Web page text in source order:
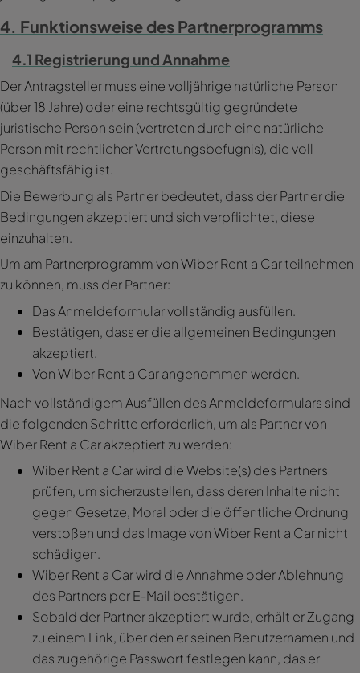
4. Funktionsweise des Partnerprogramms
4.1 Registrierung und Annahme
Der Antragsteller muss eine volljährige natürliche Person
(über 18 Jahre) oder eine rechtsgültig gegründete
juristische Person sein (vertreten durch eine natürliche
Person mit rechtlicher Vertretungsbefugnis), die voll
geschäftsfähig ist.
Die Bewerbung als Partner bedeutet, dass der Partner die
Bedingungen akzeptiert und sich verpflichtet, diese
einzuhalten.
Um am Partnerprogramm von Wiber Rent a Car teilnehmen
zu können, muss der Partner:
Das Anmeldeformular vollständig ausfüllen.
Bestätigen, dass er die allgemeinen Bedingungen
akzeptiert.
Von Wiber Rent a Car angenommen werden.
Nach vollständigem Ausfüllen des Anmeldeformulars sind
die folgenden Schritte erforderlich, um als Partner von
Wiber Rent a Car akzeptiert zu werden:
Wiber Rent a Car wird die Website(s) des Partners
prüfen, um sicherzustellen, dass deren Inhalte nicht
gegen Gesetze, Moral oder die öffentliche Ordnung
verstoßen und das Image von Wiber Rent a Car nicht
schädigen.
Wiber Rent a Car wird die Annahme oder Ablehnung
des Partners per E-Mail bestätigen.
Sobald der Partner akzeptiert wurde, erhält er Zugang
zu einem Link, über den er seinen Benutzernamen und
das zugehörige Passwort festlegen kann, das er